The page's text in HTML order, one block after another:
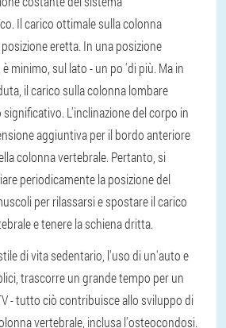
Il carico ottimale sulla colonna
eretta. In una posizione
minimo, sul lato - un po 'di più. Ma in
il carico sulla colonna lombare
L'inclinazione del corpo in
aggiuntiva per il bordo anteriore
colonna vertebrale. Pertanto, si
periodicamente la posizione del
per rilassarsi e spostare il carico
e tenere la schiena dritta.
di vita sedentario, l'uso di un'auto e
trascorre un grande tempo per un
- tutto ciò contribuisce allo sviluppo di
vertebrale, inclusa l'osteocondosi.